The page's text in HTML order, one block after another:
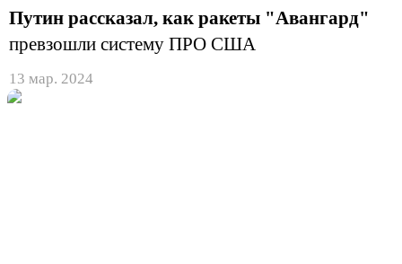
Путин рассказал, как ракеты "Авангард"
превзошли систему ПРО США
13 мар. 2024